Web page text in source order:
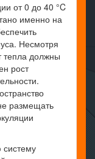
от 0 до 40 °C
именно на
Несмотря
тепла должны
рост
размещать
систему